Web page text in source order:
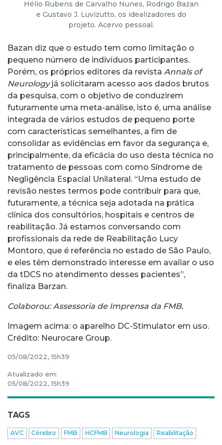
Hélio Rubens de Carvalho Nunes, Rodrigo Bazan
e Gustavo J. Luvizutto, os idealizadores do
projeto. Acervo pessoal.
Bazan diz que o estudo tem como limitação o
pequeno número de indivíduos participantes.
Porém, os próprios editores da revista Annals of
Neurologyjá solicitaram acesso aos dados brutos
da pesquisa, com o objetivo de conduzirem
futuramente uma meta-análise, isto é, uma análise
integrada de vários estudos de pequeno porte
com características semelhantes, a fim de
consolidar as evidências em favor da segurança e,
principalmente, da eficácia do uso desta técnica no
tratamento de pessoas com como Síndrome de
Negligência Espacial Unilateral. “Uma estudo de
revisão nestes termos pode contribuir para que,
futuramente, a técnica seja adotada na prática
clínica dos consultórios, hospitais e centros de
reabilitação. Já estamos conversando com
profissionais da rede de Reabilitação Lucy
Montoro, que é referência no estado de São Paulo,
e eles têm demonstrado interesse em avaliar o uso
da tDCS no atendimento desses pacientes”,
finaliza Barzan.
Colaborou: Assessoria de Imprensa da FMB.
Imagem acima: o aparelho DC-Stimulator em uso.
Crédito: Neurocare Group.
05/08/2022, 15h39
Atualizado em:
05/08/2022, 15h39
TAGS
AVC Cérebro FMB HCFMB Neurologia Reabilitação